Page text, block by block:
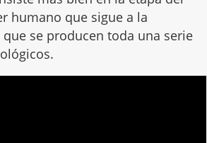
humano que sigue a la
se producen toda una serie